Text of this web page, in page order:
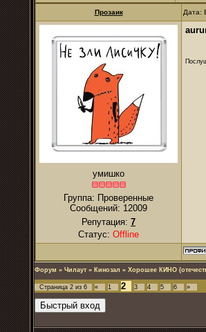
Прозаик Дата:
умишко
Группа: Проверенные
Сообщений: 12009
Репутация: 7
Статус: Offline
Форум » Чилаут » Кинозал » Хорошее КИНО
Страница 2 из 6 « 1 2 3 4 5 6 »